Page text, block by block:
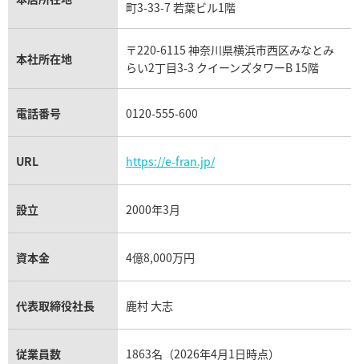
フランク ミュラー買取
リシャール・ミル買取
パネライ買取
チューダー（チュードル）買取
町3-33-7 若葉ビル1階
本社所在地
〒220-6115 神奈川県横浜市西区みなとみ
らい2丁目3-3 クイーンズタワーB 15階
電話番号 0120-555-600
URL https://e-fran.jp/
設立 2000年3月
資本金 4億8,000万円
代表取締役社長 鹿村 大志
従業員数 1863名（2026年4月1日時点）